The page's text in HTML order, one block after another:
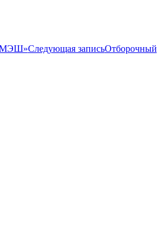
МЭШ»Следующая записьОтборочный